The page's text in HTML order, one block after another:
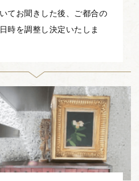
てお聞きした後、ご都合の
時を調整し決定いたしま